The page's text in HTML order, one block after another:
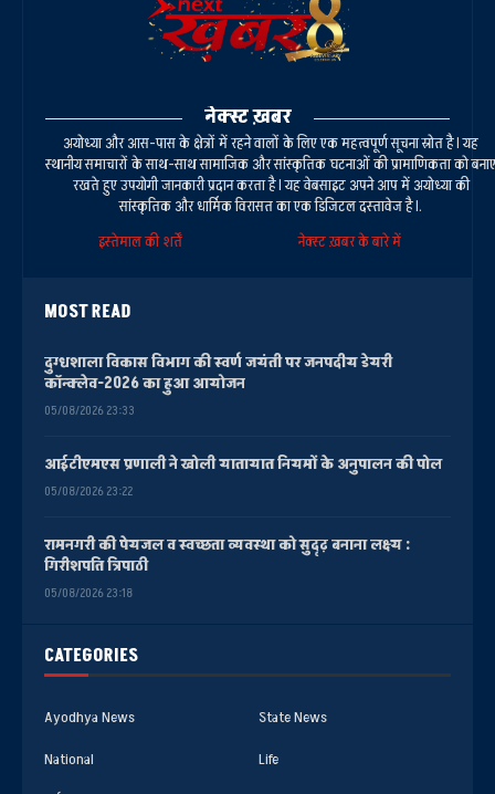
CATEGORIES
Ayodhya News
State News
National
Life
नेक्स्ट ख़बर
अयोध्या और आस-पास के क्षेत्रों में रहने वालों के लिए एक महत्वपूर्ण सूचना स्रोत है। यह
स्थानीय समाचारों के साथ-साथ सामाजिक और सांस्कृतिक घटनाओं की प्रामाणिकता को बनाए
रखते हुए उपयोगी जानकारी प्रदान करता है। यह वेबसाइट अपने आप में अयोध्या की
सांस्कृतिक और धार्मिक विरासत का एक डिजिटल दस्तावेज है।.
इस्तेमाल की शर्तें
नेक्स्ट ख़बर के बारे में
MOST READ
दुग्धशाला विकास विभाग की स्वर्ण जयंती पर जनपदीय डेयरी
कॉन्क्लेव-2026 का हुआ आयोजन
05/08/2026 23:33
आईटीएमएस प्रणाली ने खोली यातायात नियमों के अनुपालन की पोल
05/08/2026 23:22
रामनगरी की पेयजल व स्वच्छता व्यवस्था को सुदृढ़ बनाना लक्ष्य :
गिरीशपति त्रिपाठी
05/08/2026 23:18